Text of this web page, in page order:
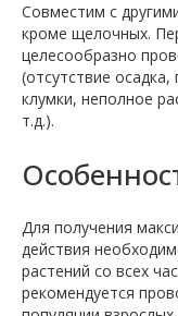
Совместим с
кроме щелочных.
целесообразно
(отсутствие
клумки, неполное
т.д.).
Для получения
действия
растений со всех
рекомендуется